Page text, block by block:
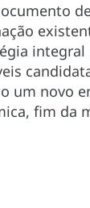
integral
um novo
fim da